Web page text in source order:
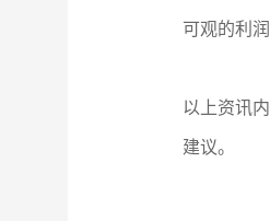
可观的利
以上资讯
建议。